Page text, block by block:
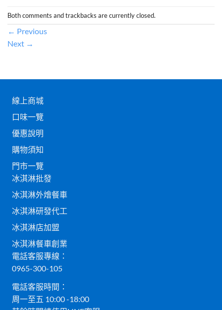
Both comments and trackbacks are currently closed.
← Previous
Next →
線上商城
口味一覽
優惠說明
購物須知
門市一覽
冰淇淋批發
冰淇淋外燴餐車
冰淇淋研發代工
冰淇淋店加盟
冰淇淋餐車創業
電話客服專線：
0965-300-105
電話客服時間：
周一至五 10:00 -18:00